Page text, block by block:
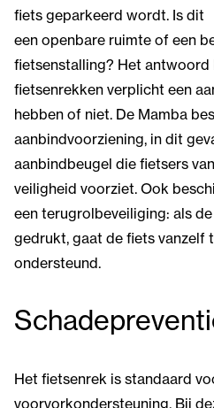
fiets geparkeerd wordt. Is dit
een openbare ruimte of een
fietsenstalling? Het
fietsenrekken verplicht een
hebben of niet. De Mamba
aanbindvoorziening, in dit
aanbindbeugel die fietsers
veiligheid voorziet. Ook
een terugrolbeveiliging: als
gedrukt, gaat de fiets vanzelf
ondersteund.
Het fietsenrek is standaard
voorvorkondersteuning. Bij